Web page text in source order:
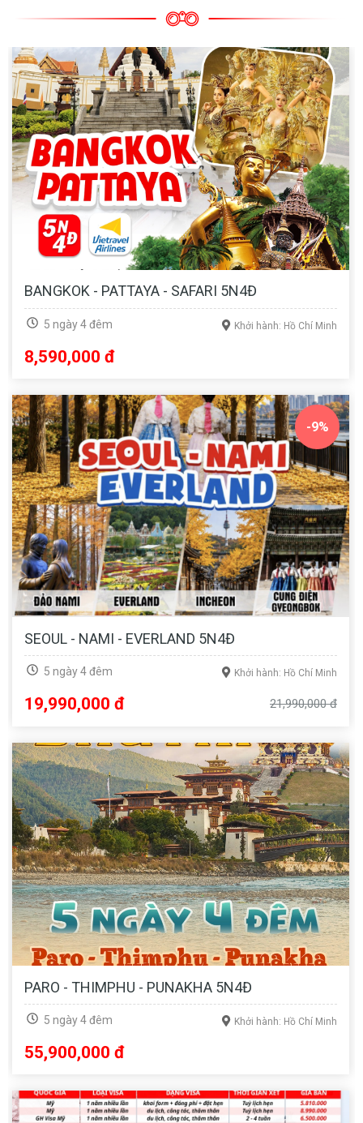
BANGKOK - PATTAYA - SAFARI 5N4Đ
5 ngày 4 đêm Khởi hành: Hồ Chí Minh
8,590,000 đ
-9%
SEOUL - NAMI - EVERLAND 5N4Đ
5 ngày 4 đêm Khởi hành: Hồ Chí Minh
19,990,000 đ 21,990,000 đ
PARO - THIMPHU - PUNAKHA 5N4Đ
5 ngày 4 đêm Khởi hành: Hồ Chí Minh
55,900,000 đ